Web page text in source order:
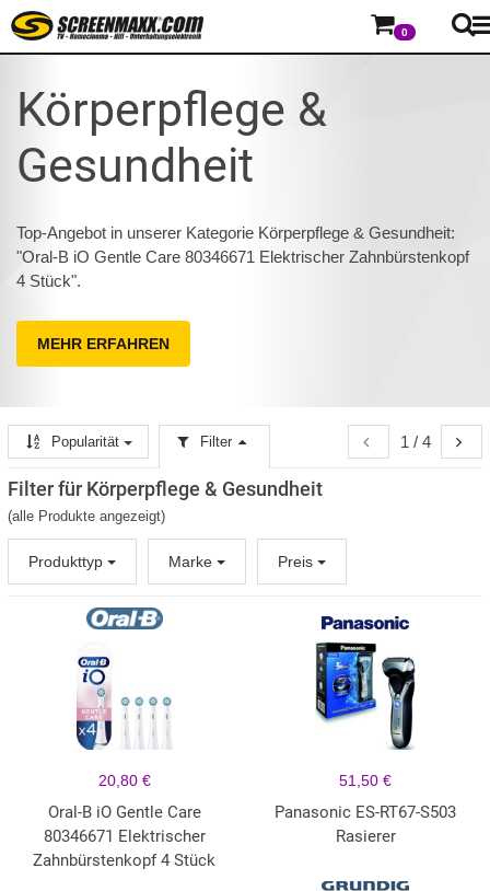
0
Körperpflege &
Gesundheit
Top-Angebot in unserer Kategorie Körperpflege & Gesundheit:
"Oral-B iO Gentle Care 80346671 Elektrischer Zahnbürstenkopf
4 Stück".
MEHR ERFAHREN
1 / 4
Popularität Filter
Filter für Körperpflege & Gesundheit
(alle Produkte angezeigt)
Produkttyp Marke Preis
20,80 €
Oral-B iO Gentle Care
80346671 Elektrischer
Zahnbürstenkopf 4 Stück
51,50 €
Panasonic ES-RT67-S503
Rasierer